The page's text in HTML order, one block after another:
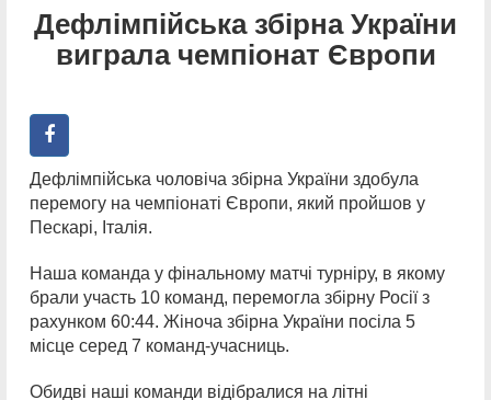
Дефлімпійська збірна України
виграла чемпіонат Європи
Дефлімпійська чоловіча збірна України здобула
перемогу на чемпіонаті Європи, який пройшов у
Пескарі, Італія.
Наша команда у фінальному матчі турніру, в якому
брали участь 10 команд, перемогла збірну Росії з
рахунком 60:44. Жіноча збірна України посіла 5
місце серед 7 команд-учасниць.
Обидві наші команди відібралися на літні